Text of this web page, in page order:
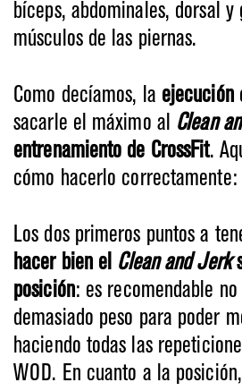
bíceps, abdominales, dorsal
músculos de las piernas.
Como decíamos, la ejecución
sacarle el máximo al Clean
entrenamiento de CrossFit.
cómo hacerlo correctamente:
Los dos primeros puntos a
hacer bien el Clean and Jerk
posición: es recomendable
demasiado peso para poder
haciendo todas las
WOD. En cuanto a la